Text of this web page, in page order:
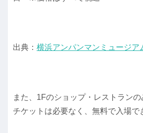
出典： 横浜アンパンマンミュージア
また、1Fのショップ・レストラン
チケットは必要なく、無料で入場で